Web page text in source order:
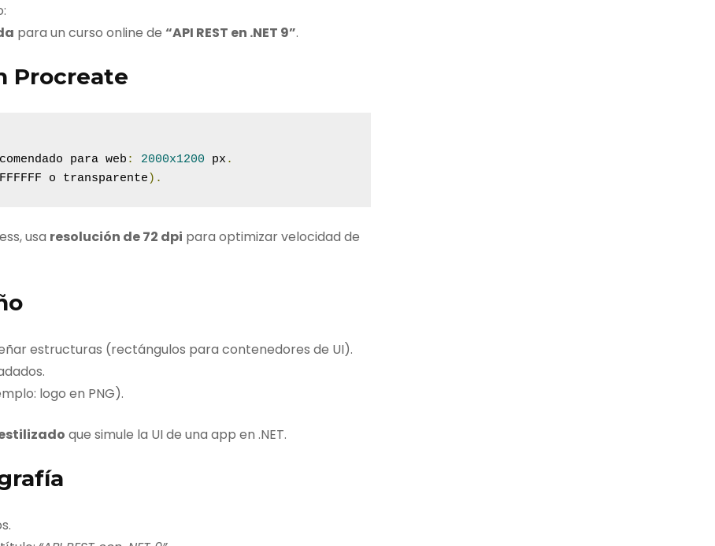
para un curso online de “API REST en .NET 9”.
Procreate
para web : 2000x1200 px .
FFFFFF o transparente ).
usa resolución de 72 dpi para optimizar velocidad de
estructuras (rectángulos para contenedores de UI).
logo en PNG).
que simule la UI de una app en .NET.